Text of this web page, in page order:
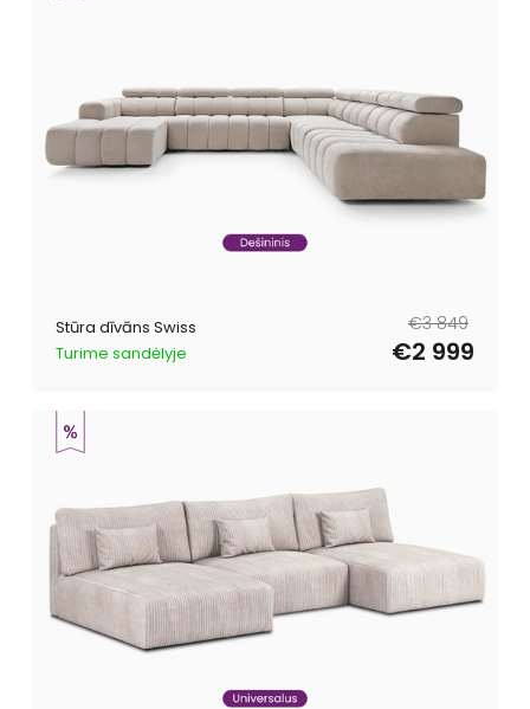
Stūra dīvāns Swiss
Turime sandėlyje
Parastā
cena
€3 849
Pārdošanas
cena€2 999